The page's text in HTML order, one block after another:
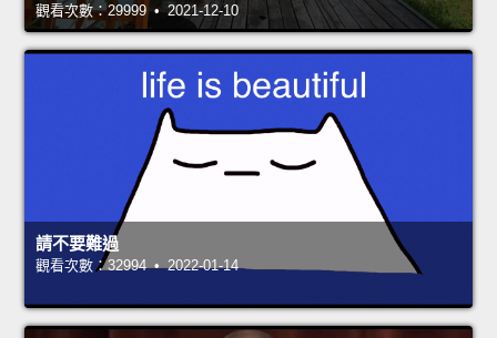
觀看次數：29999 • 2021-12-10
請不要難過
觀看次數：32994 • 2022-01-14